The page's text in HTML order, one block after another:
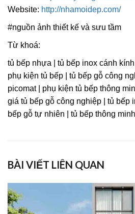
Website: http://nhamoidep.com/
#nguồn ảnh thiết kế và sưu tầm
Từ khoá:
tủ bếp nhựa | tủ bếp inox cánh kính
phụ kiện tủ bếp | tủ bếp gỗ công
picomat | phụ kiện tủ bếp thông
giá tủ bếp gỗ công nghiệp | tủ bếp
bếp gỗ tự nhiên | tủ bếp thông minh
BÀI VIẾT LIÊN QUAN